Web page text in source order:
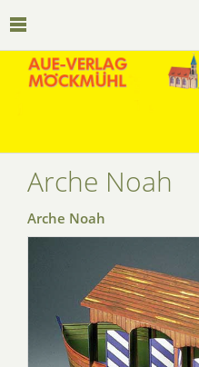
Arche Noah
Arche Noah